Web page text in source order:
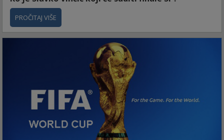
PROČITAJ VIŠE